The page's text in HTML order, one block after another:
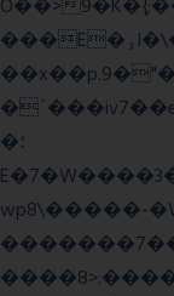
O��>
���E�ۅl�\�`A�������p���A�,���
�؛
wp8\�����-